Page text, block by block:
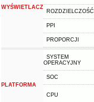
WYŚWIETLACZ
ROZDZIELCZOŚĆ
PPI
PROPORCJI
PLATFORMA
SYSTEM
OPERACYJNY
SOC
CPU